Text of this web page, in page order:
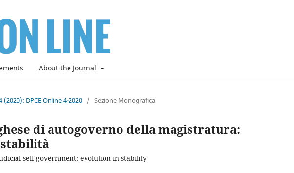
About the Journal
(2020): DPCE Online 4-2020 / Sezione Monografica
di autogoverno della magistratura:
self-government: evolution in stability